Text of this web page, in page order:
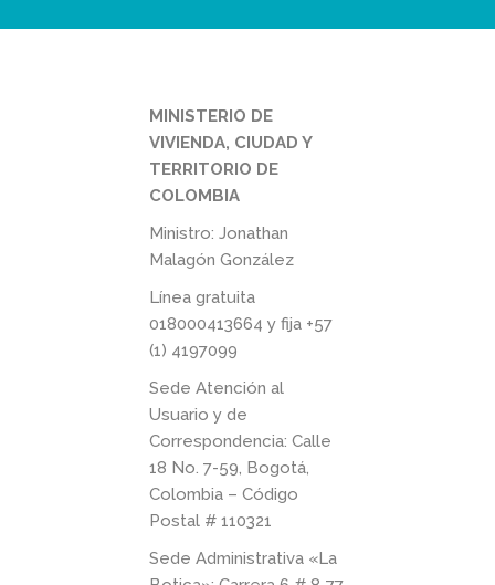
MINISTERIO DE
VIVIENDA, CIUDAD Y
TERRITORIO DE
COLOMBIA
Ministro: Jonathan
Malagón González
Línea gratuita
018000413664 y fija +57
(1) 4197099
Sede Atención al
Usuario y de
Correspondencia: Calle
18 No. 7-59, Bogotá,
Colombia – Código
Postal # 110321
Sede Administrativa «La